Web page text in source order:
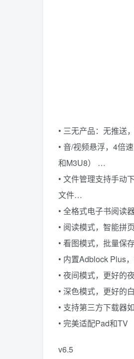
• 三无产品：无推送
• 音/视频悬浮，4倍
和M3U8） …
• 文件管理支持手动
文件…
• 全格式电子书阅读
• 阅读模式，智能拼
• 看图模式，批量保
• 内置Adblock Plus
• 夜间模式，更好的
• 深色模式，更好的
• 支持第三方下载器
• 完美适配Pad和TV
v6.5